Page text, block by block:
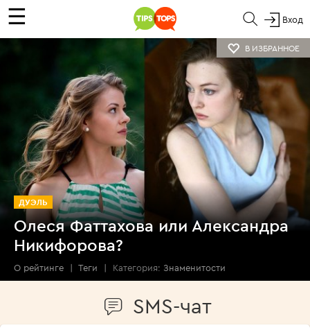
☰ Вход
В ИЗБРАННОЕ
ДУЭЛЬ
Олеся Фаттахова или Александра
Никифорова?
О рейтинге | Теги | Категория: Знаменитости
SMS-чат